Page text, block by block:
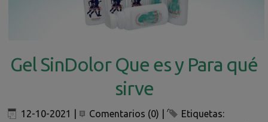
Gel SinDolor Que es y Para qué
sirve
12-10-2021 Comentarios (0)
Etiquetas: